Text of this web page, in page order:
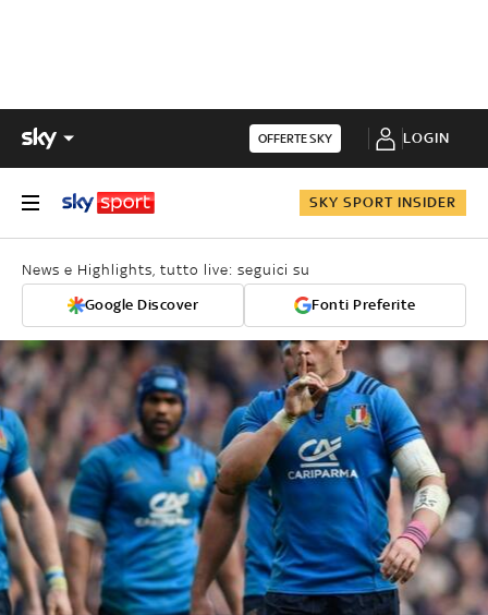
OFFERTE SKY LOGIN
SKY SPORT INSIDER
News e Highlights, tutto live: seguici su
Google Discover Fonti Preferite